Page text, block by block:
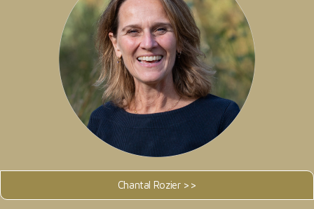
Chantal Rozier >>